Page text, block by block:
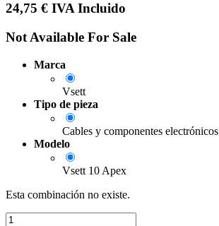
24,75 € IVA Incluido
Not Available For Sale
Marca
Vsett
Tipo de pieza
Cables y componentes electrónicos
Modelo
Vsett 10 Apex
Esta combinación no existe.